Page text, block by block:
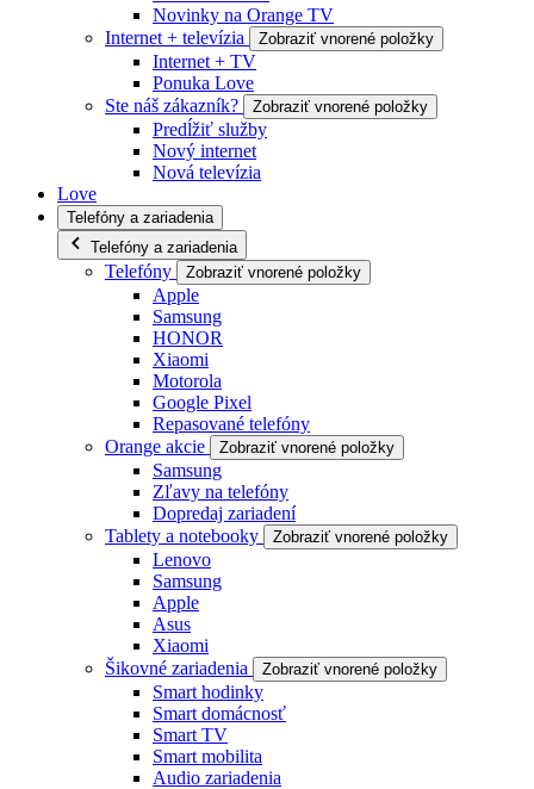
Novinky na Orange TV
Internet + televízia
Zobraziť vnorené položky
Internet + TV
Ponuka Love
Ste náš zákazník?
Zobraziť vnorené položky
Predĺžiť služby
Nový internet
Nová televízia
Love
Telefóny a zariadenia
Telefóny a zariadenia
Telefóny Zobraziť vnorené položky
Apple
Samsung
HONOR
Xiaomi
Motorola
Google Pixel
Repasované telefóny
Orange akcie
Zobraziť vnorené položky
Samsung
Zľavy na telefóny
Dopredaj zariadení
Tablety a notebooky
Zobraziť vnorené položky
Lenovo
Samsung
Apple
Asus
Xiaomi
Šikovné zariadenia
Zobraziť vnorené položky
Smart hodinky
Smart domácnosť
Smart TV
Smart mobilita
Audio zariadenia